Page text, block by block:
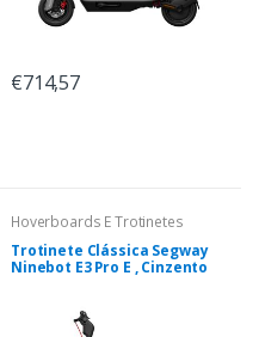
€714,57
Hoverboards E Trotinetes
Trotinete Clássica Segway
Ninebot E3 Pro E , Cinzento